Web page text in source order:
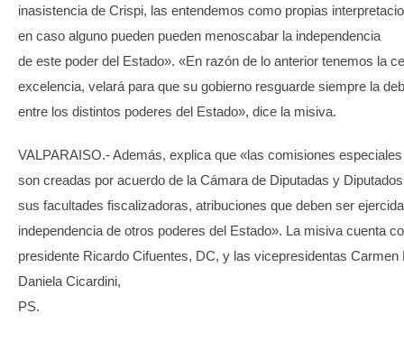
inasistencia de Crispi, las entendemos como propias
en caso alguno pueden pueden menoscabar la independencia
de este poder del Estado». «En razón de lo anterior tenemos la
excelencia, velará para que su gobierno resguarde siempre la
entre los distintos poderes del Estado», dice la misiva.
VALPARAISO.- Además, explica que «las comisiones
son creadas por acuerdo de la Cámara de Diputadas y
sus facultades fiscalizadoras, atribuciones que deben ser
independencia de otros poderes del Estado». La misiva cuenta
presidente Ricardo Cifuentes, DC, y las vicepresidentas Carmen
Daniela Cicardini,
PS.